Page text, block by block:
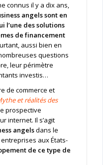
connus il y a dix ans,
angels sont en
l’une des solutions
de financement
aussi bien en
questions
leur périmètre
investis…
de commerce et
et réalités des
prospective
internet. Il s’agit
angelsdans le
aux États-
de ce type de